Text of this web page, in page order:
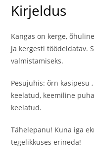
Kirjeldus
Kangas on kerge,
ja kergesti töödeldatav.
valmistamiseks.
Pesujuhis: õrn
keelatud, keemiline
keelatud.
Tähelepanu! Kuna iga
tegelikkuses erineda!